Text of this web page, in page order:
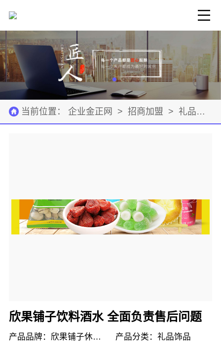
当前位置： 企业金正网 > 招商加盟 > 礼品饰品
欣果铺子饮料酒水 全面负责售后问题
产品品牌：欣果铺子休闲零食
产品分类：礼品饰品